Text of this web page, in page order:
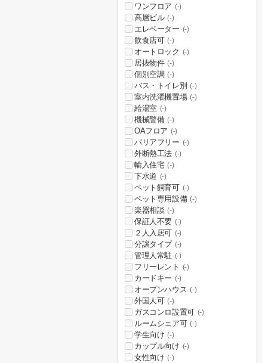
ワンフロア (-)
高層ビル (-)
エレベーター (-)
飲食店可 (-)
オートロック (-)
居抜物件 (-)
個別空調 (-)
バス・トイレ別 (-)
室内洗濯機置場 (-)
給湯室 (-)
機械警備 (-)
OAフロア (-)
バリアフリー (-)
外断熱工法 (-)
輸入住宅 (-)
下水道 (-)
ペット飼育可 (-)
ペット専用設備 (-)
楽器相談 (-)
保証人不要 (-)
２人入居可 (-)
分譲タイプ (-)
管理人常駐 (-)
フリーレント (-)
カードキー (-)
オープンハウス (-)
外国人可 (-)
ガスコンロ設置可 (-)
ルームシェア可 (-)
学生向け (-)
カップル向け (-)
女性向け (-)